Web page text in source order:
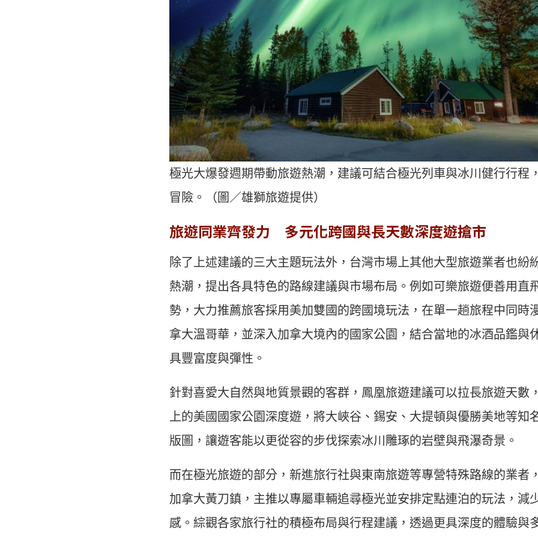
極光大爆發週期帶動旅遊熱潮，建議可結合極光列車與冰川健行行程
冒險。（圖／雄獅旅遊提供）
旅遊同業齊發力 多元化跨國與長天數深度遊搶市
除了上述建議的三大主題玩法外，台灣市場上其他大型旅遊業者也紛
熱潮，提出各具特色的路線建議與市場布局。例如可樂旅遊便善用直
勢，大力推薦旅客採用美加雙國的跨國境玩法，在單一趟旅程中同時
拿大溫哥華，並深入加拿大境內的國家公園，結合當地的冰酒品鑑與
具豐富度與彈性。
針對喜愛大自然與地質景觀的客群，鳳凰旅遊建議可以拉長旅遊天數
上的美國國家公園深度遊，將大峽谷、錫安、大提頓與優勝美地等知
版圖，讓遊客能以更從容的步伐探索冰川雕琢的岩壁與飛瀑奇景。
而在極光旅遊的部分，新進旅行社與東南旅遊等專營特殊路線的業者
加拿大黃刀鎮，主推以專屬車輛追尋極光並安排定點連泊的玩法，減
感。綜觀各家旅行社的積極布局與行程建議，透過更具深度的體驗與